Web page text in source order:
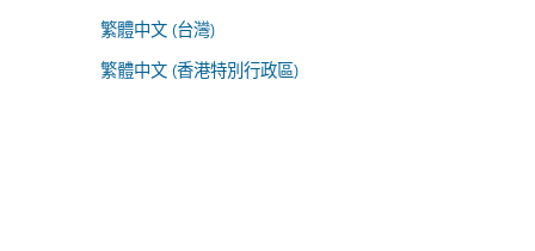
繁體中文 (台灣)
繁體中文 (香港特別行政區)